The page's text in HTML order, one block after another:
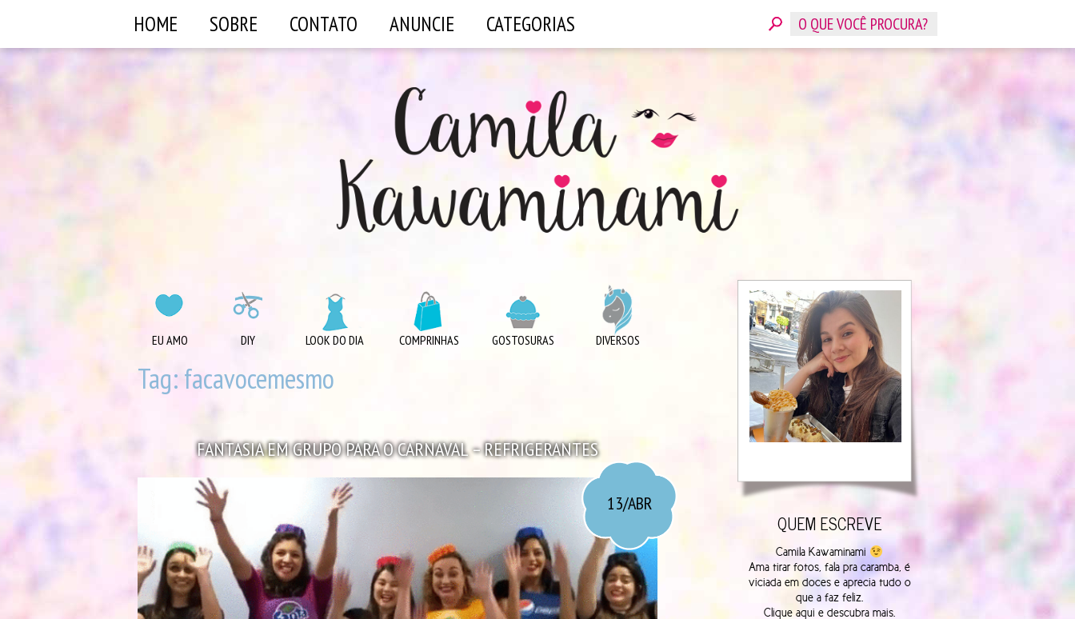
HOME SOBRE CONTATO ANUNCIE CATEGORIAS
EU AMO DIY LOOK DO DIA COMPRINHAS GOSTOSURAS DIVERSOS
Tag:facavocemesmo
FANTASIA EM GRUPO PARA O CARNAVAL – REFRIGERANTES
13/ABR
QUEM ESCREVE
Camila Kawaminami
Ama tirar fotos, fala pra caramba, é
viciada em doces e aprecia tudo o
que a faz feliz.
Clique aqui e descubra mais.